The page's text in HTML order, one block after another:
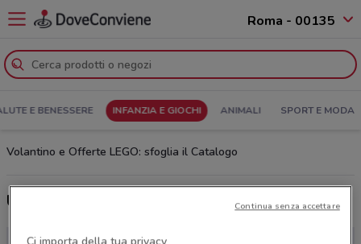
Roma - 00135
E BENESSERE INFANZIA E GIOCHI ANIMALI SPORT E MODA
Volantino e Offerte LEGO: sfoglia il Catalogo
Ultime offerte del volantino LEGOContinua senza accettare